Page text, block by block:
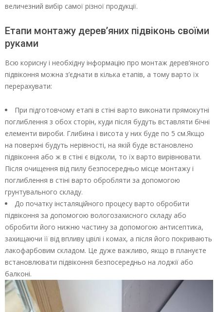
величезний вибір самої різної продукції.
Етапи монтажу дерев’яних підвіконь своїми
руками
Всю корисну і необхідну інформацію про монтаж дерев’яного
підвіконня можна з’єднати в кілька етапів, а тому варто їх
перерахувати:
При підготовчому етапі в стіні варто виконати прямокутні
поглиблення з обох сторін, куди після будуть вставляти бічні
елементи вироби. Глибина і висота у них буде по 5 см.Якщо
на поверхні будуть нерівності, на якій буде встановлено
підвіконня або ж в стіні є відколи, то їх варто вирівнювати.
Після очищення від пилу безпосередньо місце монтажу і
поглиблення в стіні варто обробляти за допомогою
грунтувального складу.
До початку інсталяційного процесу варто обробити
підвіконня за допомогою вологозахисного складу або
обробити його нижню частину за допомогою антисептика,
захищаючи її від впливу цвілі і комах, а після його покривають
лакофарбовим складом. Це дуже важливо, якщо в плануєте
встановлювати підвіконня безпосередньо на лоджії або
балконі.